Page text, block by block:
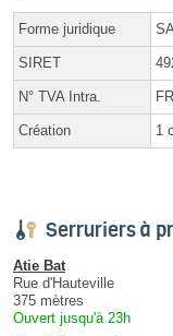
Forme juridique
SIRET
N° TVA Intra.
Création 1
Serruriers à
Atie Bat
Rue d'Hauteville
375 mètres
Ouvert jusqu'à 23h